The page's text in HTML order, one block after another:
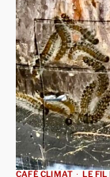
CAFÉ CLIMAT LE FIL